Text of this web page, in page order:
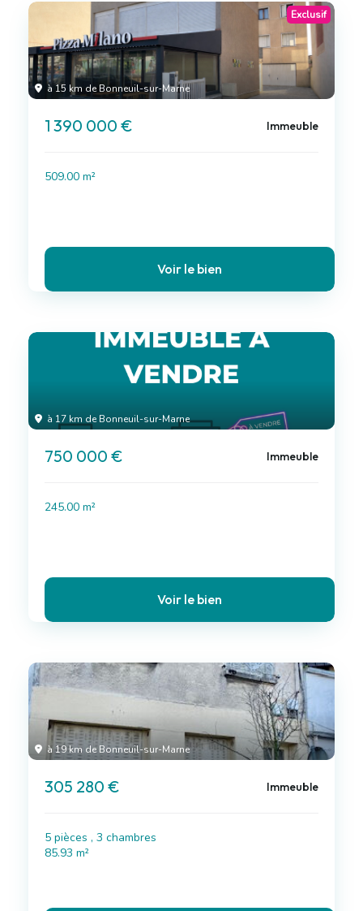
à 15 km de Bonneuil-sur-Marne
Exclusif
1 390 000 € Immeuble
509.00 m²
Voir le bien
à 17 km de Bonneuil-sur-Marne
750 000 € Immeuble
245.00 m²
Voir le bien
à 19 km de Bonneuil-sur-Marne
305 280 € Immeuble
5 pièces , 3 chambres
85.93 m²